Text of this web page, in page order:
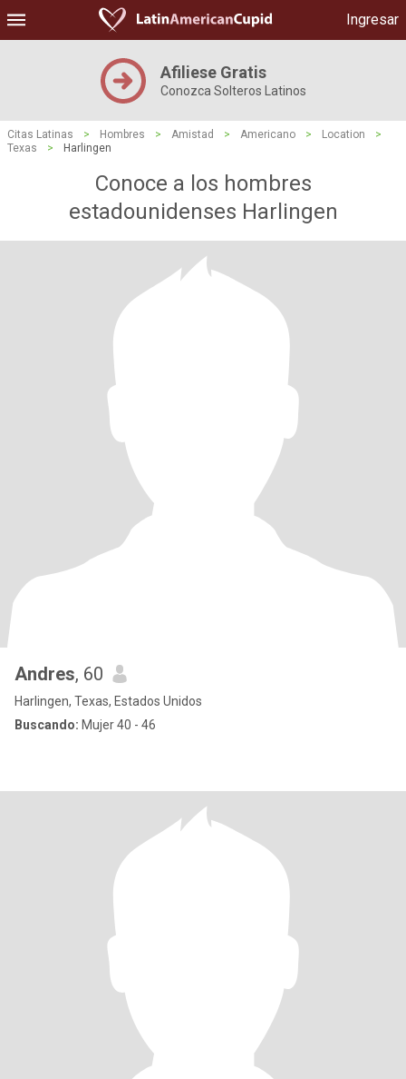
Ingresar
Afiliese Gratis
Conozca Solteros Latinos
Citas Latinas > Hombres > Amistad > Americano > Location
>
Texas
> Harlingen
Conoce a los hombres
estadounidenses Harlingen
Andres, 60
Harlingen, Texas, Estados Unidos
Buscando: Mujer 40 - 46